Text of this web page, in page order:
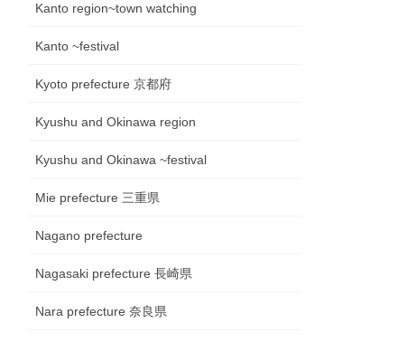
Kanto region~town watching
Kanto ~festival
Kyoto prefecture 京都府
Kyushu and Okinawa region
Kyushu and Okinawa ~festival
Mie prefecture 三重県
Nagano prefecture
Nagasaki prefecture 長崎県
Nara prefecture 奈良県